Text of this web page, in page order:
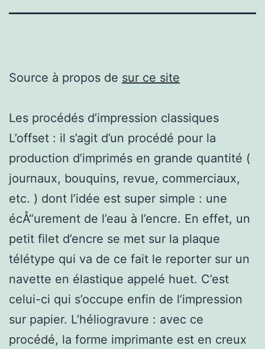
Source à propos de sur ce site
Les procédés d’impression classiques
L’offset : il s’agit d’un procédé pour la
production d’imprimés en grande quantité (
journaux, bouquins, revue, commerciaux,
etc. ) dont l’idée est super simple : une
écÅ“urement de l’eau à l’encre. En effet, un
petit filet d’encre se met sur la plaque
télétype qui va de ce fait le reporter sur un
navette en élastique appelé huet. C’est
celui-ci qui s’occupe enfin de l’impression
sur papier. L’héliogravure : avec ce
procédé, la forme imprimante est en creux